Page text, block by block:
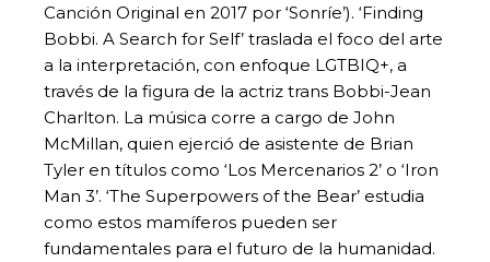
Canción Original en 2017 por ‘Sonríe’). ‘Finding
Bobbi. A Search for Self’ traslada el foco del arte
a la interpretación, con enfoque LGTBIQ+, a
través de la figura de la actriz trans Bobbi-Jean
Charlton. La música corre a cargo de John
McMillan, quien ejerció de asistente de Brian
Tyler en títulos como ‘Los Mercenarios 2’ o ‘Iron
Man 3’. ‘The Superpowers of the Bear’ estudia
como estos mamíferos pueden ser
fundamentales para el futuro de la humanidad.